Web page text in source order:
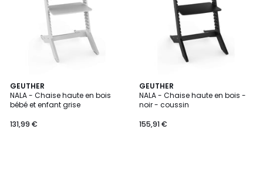
GEUTHER
NALA - Chaise haute en bois
bébé et enfant grise
131,99 €
GEUTHER
NALA - Chaise haute en bois -
noir - coussin
155,91 €